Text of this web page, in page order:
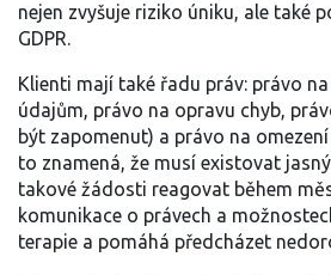
nejen zvyšuje riziko úniku, ale také
GDPR.
Klienti mají také řadu práv: právo
údajům, právo na opravu chyb,
být zapomenut) a právo na
to znamená, že musí existovat
takové žádosti reagovat během
komunikace o právech a
terapie a pomáhá předcházet